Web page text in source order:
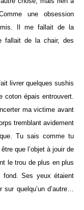
une obsession
Il me fallait de la
fallait de la chair, des
livrer quelques sushis
coton épais entrouvert.
ma victime avant
tremblant avidement
Tu sais comme tu
que l’objet à jouir de
le trou de plus en plus
Ses yeux étaient
quelqu’un d’autre…